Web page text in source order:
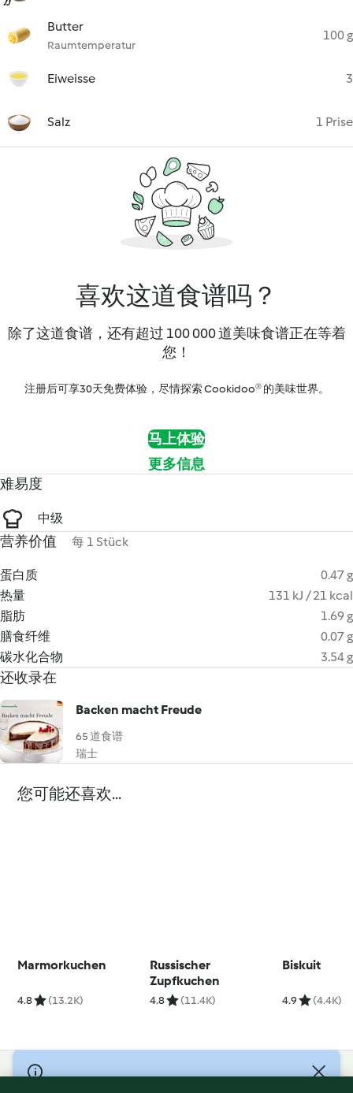
Butter
Raumtemperatur
100 g
Eiweisse 3
Salz 1 Prise
喜欢这道食谱吗？
除了这道食谱，还有超过 100 000 道美味食谱正在等着
您！
注册后可享30天免费体验，尽情探索 Cookidoo® 的美味世界。
马上体验
更多信息
难易度
中级
营养价值 每 1 Stück
蛋白质
0.47 g
热量
131 kJ / 21 kcal
脂肪
1.69 g
膳食纤维
0.07 g
碳水化合物
3.54 g
还收录在
Backen macht Freude
65 道食谱
瑞士
您可能还喜欢...
Marmorkuchen
4.8 (13.2K)
Russischer
Zupfkuchen
4.8 (11.4K)
Biskuit
4.9 (4.4K)
© Copyright 2021-2023 福维克信息科技(上海)有限公司 版权所有